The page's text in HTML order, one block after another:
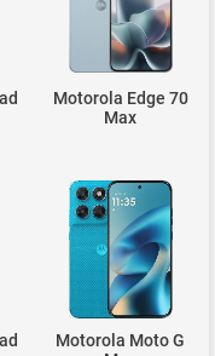
Motorola Edge 70
Max
Motorola Moto G